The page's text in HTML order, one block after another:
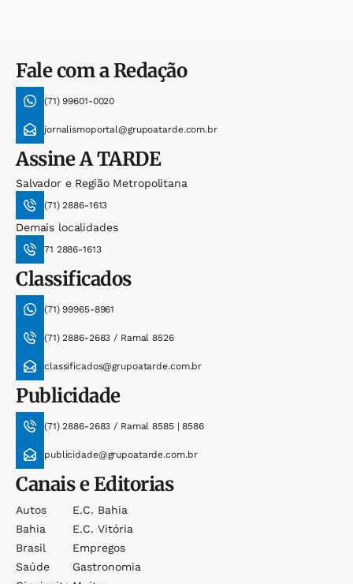
Fale com a Redação
(71) 99601-0020
jornalismoportal@grupoatarde.com.br
AssineA TARDE
Salvador e Região Metropolitana
(71) 2886-1613
Demais localidades
71 2886-1613
Classificados
(71) 99965-8961
(71) 2886-2683 / Ramal 8526
classificados@grupoatarde.com.br
Publicidade
(71) 2886-2683 / Ramal 8585 | 8586
publicidade@grupoatarde.com.br
Canais e Editorias
Autos
Bahia
Brasil
Saúde
E.c. Bahia
E.c. Vitória
Empregos
Gastronomia